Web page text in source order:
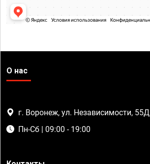
О нас
г. Воронеж, ул. Независимости, 55Д
Пн-Сб | 09:00 - 19:00